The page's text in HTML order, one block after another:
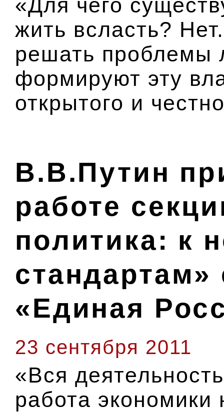
«Для чего
жить всласть?
решать проблемы
формируют эту
открытого и
В.В.Путин
работе
политика: к
стандартам»
«Единая
23 сентября 2011
«Вся
работа